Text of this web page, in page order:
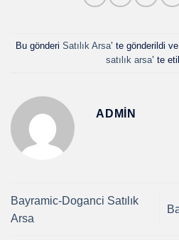
Bu gönderi Satılık Arsa’ te gönderildi ve
satılık arsa’ te
ADMIN
Bayramic-Doganci Satılık
Arsa